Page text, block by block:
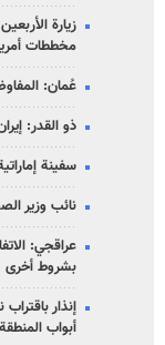
زيارة
مخططات
عُمان:
ذو القدر:
سفينة
نائب وزير
عراقجي:
بشروط أخرى
إنذار
أبواب المنطقة